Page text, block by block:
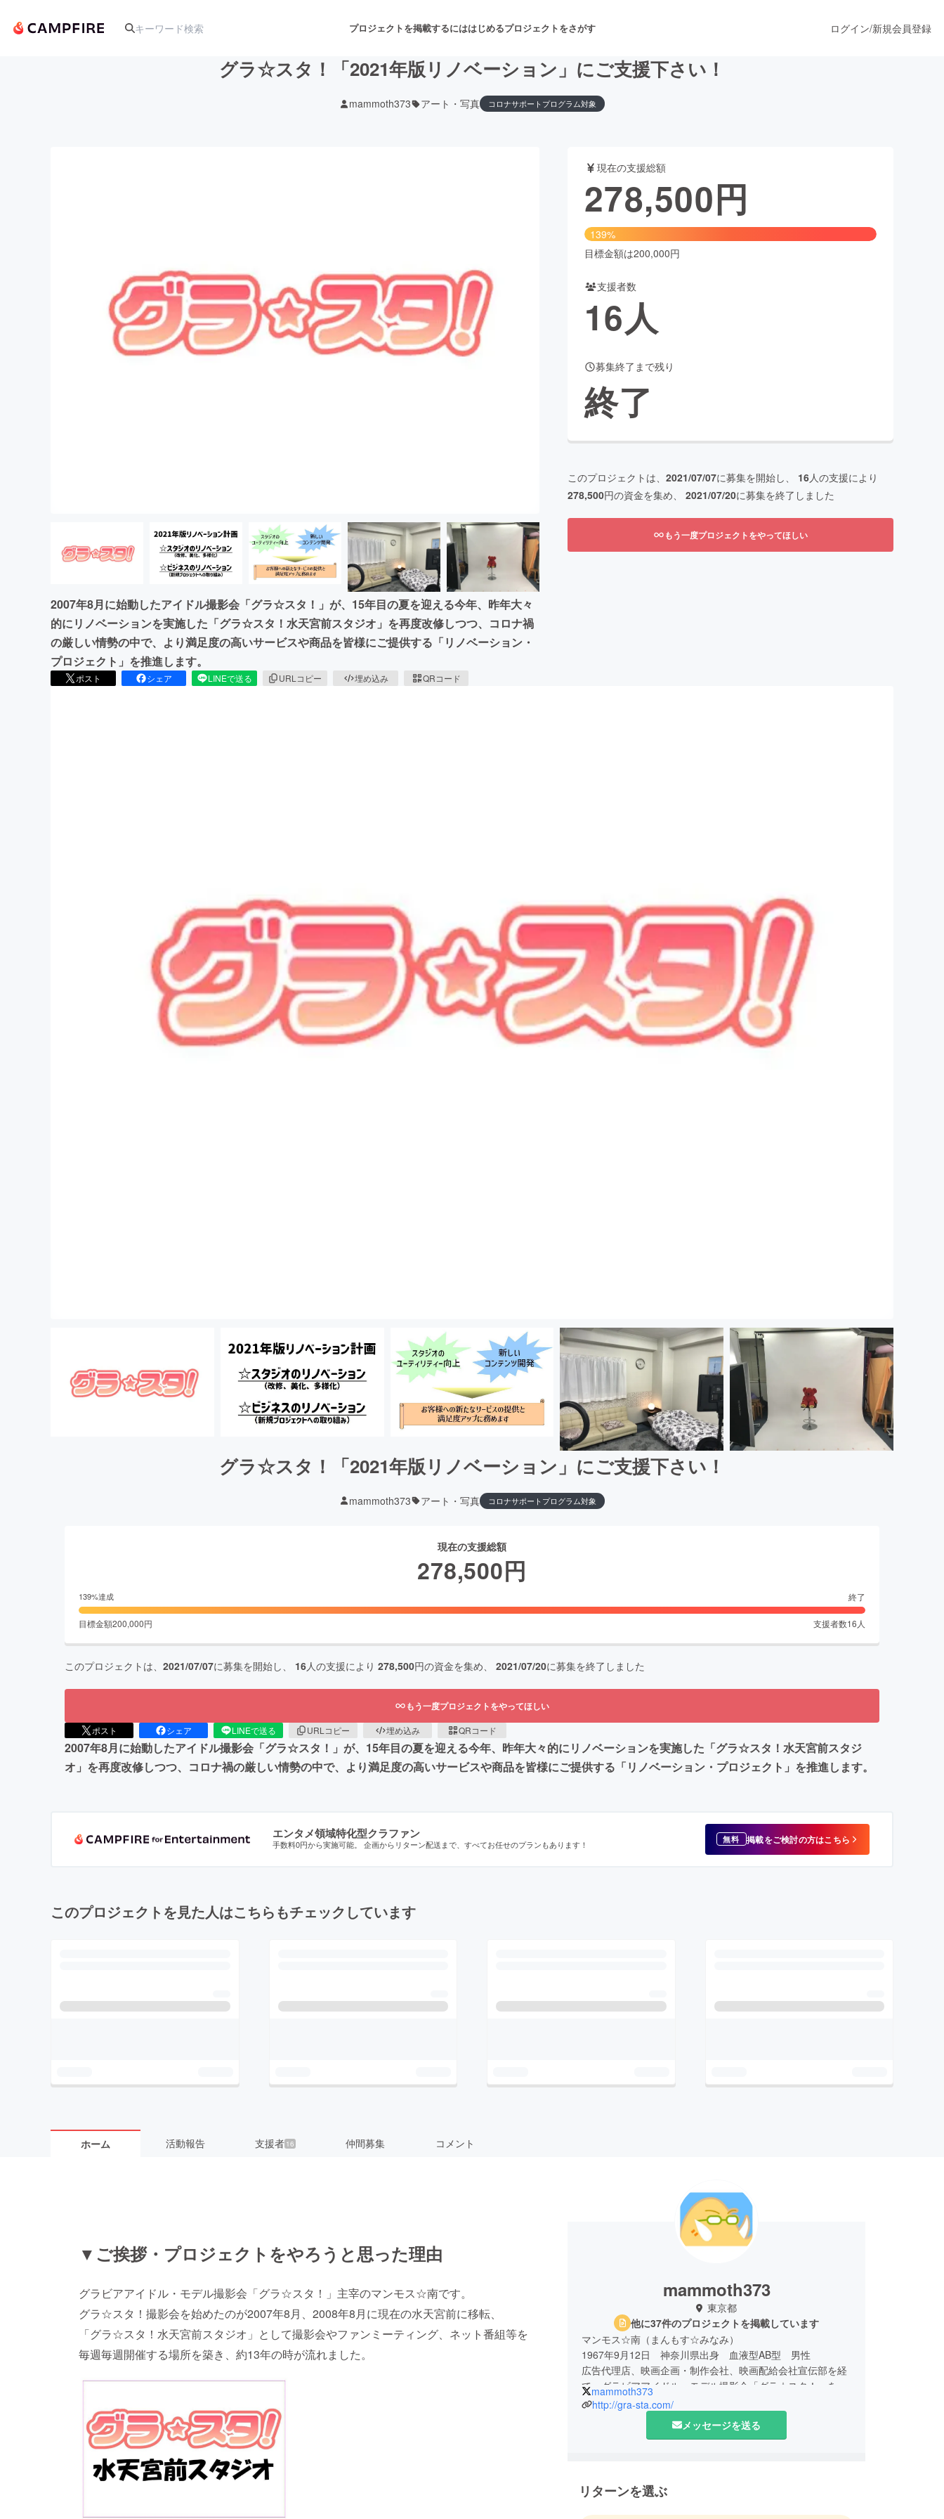
プロジェクトを掲載するにははじめるプロジェクトをさがす
舞台・パフォーマンス
フード・飲食店 ファッション
ビジネス・起業 チャレンジ ビューティー・ヘルスケア
まちづくり・地域活性化
ログイン/新規会員登録
グラ☆スタ！「2021年版リノベーション」にご支援下さい！
mammoth373 アート・写真 コロナサポートプログラム対象
2007年8月に始動したアイドル撮影会「グラ☆スタ！」が、15年目の夏を迎える今年、昨年大々
的にリノベーションを実施した「グラ☆スタ！水天宮前スタジオ」を再度改修しつつ、コロナ禍
の厳しい情勢の中で、より満足度の高いサービスや商品を皆様にご提供する「リノベーション・
プロジェクト」を推進します。
ポスト シェア LINEで送る URLコピー 埋め込み QRコード
現在の支援総額
278,500円
139%
目標金額は200,000円
支援者数
16人
募集終了まで残り
終了
このプロジェクトは、 2021/07/07に募集を開始し、 16人の支援により
278,500円の資金を集め、 2021/07/20に募集を終了しました
もう一度プロジェクトをやってほしい
グラ☆スタ！「2021年版リノベーション」にご支援下さい！
mammoth373 アート・写真 コロナサポートプログラム対象
現在の支援総額
278,500円
139%達成 終了
目標金額200,000円 支援者数16 人
このプロジェクトは、 2021/07/07に募集を開始し、 16人の支援により 278,500円の資金を集め、 2021/07/20に募集を終了しました
もう一度プロジェクトをやってほしい
ポスト シェア LINEで送る URLコピー 埋め込み QRコード
2007年8月に始動したアイドル撮影会「グラ☆スタ！」が、15年目の夏を迎える今年、昨年大々的にリノベーションを実施した「グラ☆スタ！水天宮前スタジ
オ」を再度改修しつつ、コロナ禍の厳しい情勢の中で、より満足度の高いサービスや商品を皆様にご提供する「リノベーション・プロジェクト」を推進します。
エンタメ領域特化型クラファン
手数料0円から実施可能。 企画からリターン配送まで、すべてお任せのプランもあります！ 無料 掲載をご検討の方はこちら
このプロジェクトを見た人はこちらもチェックしています
ホーム 活動報告 支援者 16 仲間募集 コメント
▼ご挨拶・プロジェクトをやろうと思った理由
グラビアアイドル・モデル撮影会「グラ☆スタ！」主宰のマンモス☆南です。
グラ☆スタ！撮影会を始めたのが2007年8月、2008年8月に現在の水天宮前に移転、
「グラ☆スタ！水天宮前スタジオ」として撮影会やファンミーティング、ネット番組等を
毎週毎週開催する場所を築き、約13年の時が流れました。
mammoth373
東京都
他に37件のプロジェクトを掲載しています
マンモス☆南（まんもす☆みなみ）
1967年9月12日 神奈川県出身 血液型AB型 男性
広告代理店、映画企画・制作会社、映画配給会社宣伝部を経
て、グラビアアイドル・モデル撮影会「グラ☆スタ！」を立
ち上げ。現在は下記の業務を行う。
★グラ☆スタ！撮影会、ファンミーティングの企画・運営
★ニコニコチャンネル「グラ☆スタ！チャンネル」の番組プ
★ニッポン放送モバイルサイト「1242モバイル」へのモデル
mammoth373
http://gra-sta.com/
メッセージを送る
リターンを選ぶ